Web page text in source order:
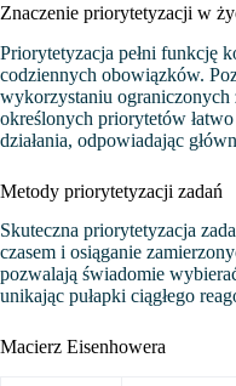
Znaczenie priorytetyzacji w
Priorytetyzacja pełni funkcję
codziennych obowiązków.
wykorzystaniu ograniczonych
określonych priorytetów
działania, odpowiadając
Metody priorytetyzacji zadań
Skuteczna priorytetyzacja
czasem i osiąganie
pozwalają świadomie
unikając pułapki ciągłego
Macierz Eisenhowera